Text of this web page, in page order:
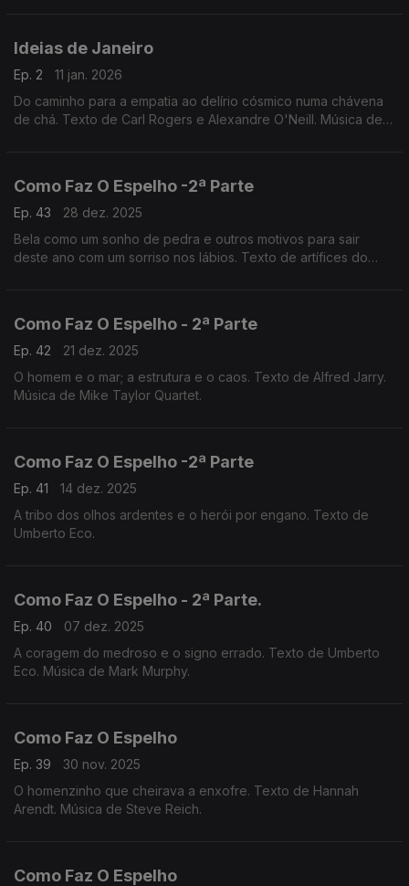
Ideias de Janeiro
Ep. 2
11 jan. 2026
Do caminho para a empatia ao delírio cósmico numa chávena
de chá. Texto de Carl Rogers e Alexandre O'Neill. Música de
Como Faz O Espelho -2ª Parte
Ep. 43
28 dez. 2025
Bela como um sonho de pedra e outros motivos para sair
deste ano com um sorriso nos lábios. Texto de artífices do
Como Faz O Espelho - 2ª Parte
Ep. 42
21 dez. 2025
O homem e o mar; a estrutura e o caos. Texto de Alfred Jarry.
Música de Mike Taylor Quartet.
Como Faz O Espelho -2ª Parte
Ep. 41
14 dez. 2025
A tribo dos olhos ardentes e o herói por engano. Texto de
Umberto Eco.
Como Faz O Espelho - 2ª Parte.
Ep. 40
07 dez. 2025
A coragem do medroso e o signo errado. Texto de Umberto
Eco. Música de Mark Murphy.
Como Faz O Espelho
Ep. 39
30 nov. 2025
O homenzinho que cheirava a enxofre. Texto de Hannah
Arendt. Música de Steve Reich.
Como Faz O Espelho